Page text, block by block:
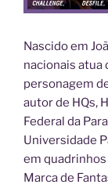
Nascido em
nacionais atua
personagem
autor de HQs,
Federal da
Universidade
em
Marca de